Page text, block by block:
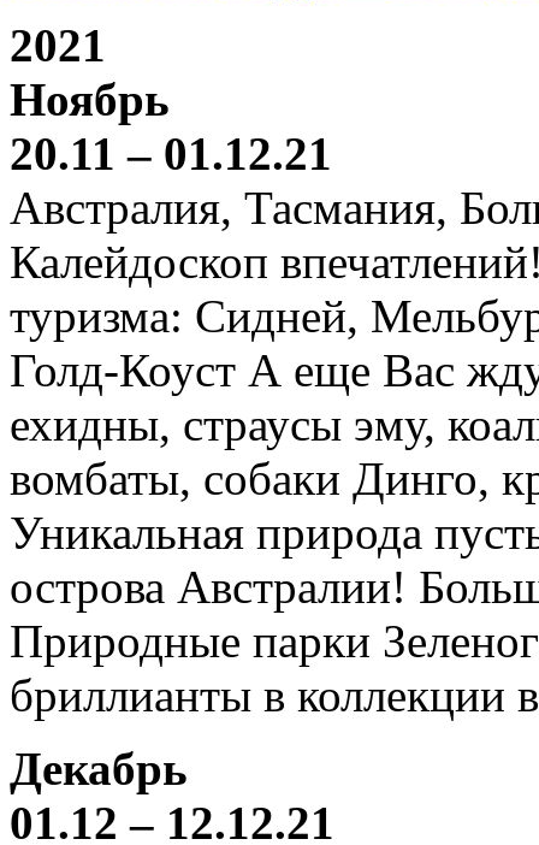
2021
Ноябрь
20.11 – 01.12.21
Австралия, Тасмания,
Калейдоскоп
туризма: Сидней,
Голд-Коуст А еще Вас
ехидны, страусы эму,
вомбаты, собаки Динго,
Уникальная природа
острова Австралии!
Природные парки
бриллианты в коллекции
Декабрь
01.12 – 12.12.21